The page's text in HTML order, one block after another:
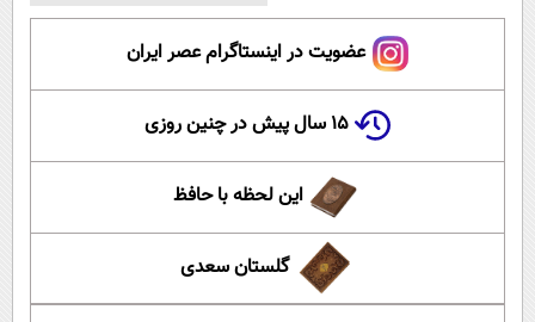
عضویت در اینستاگرام عصر ایران
۱۵ سال پیش در چنین روزی
این لحظه با حافظ
گلستان سعدی